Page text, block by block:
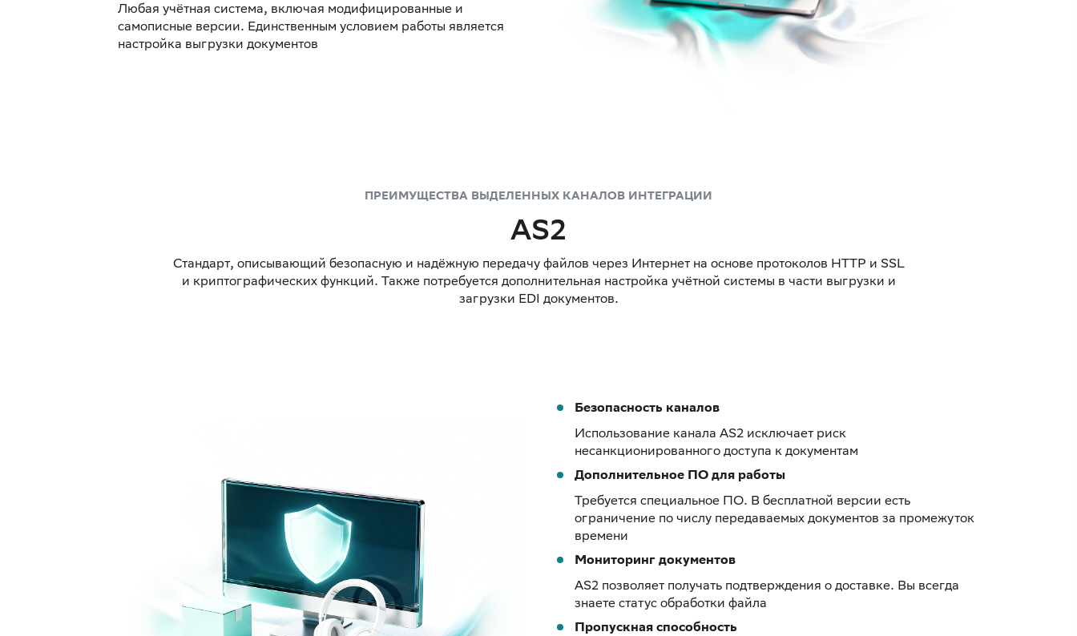
Любая учётная система, включая модифицированные и
самописные версии. Единственным условием работы является
настройка выгрузки документов
ПРЕИМУЩЕСТВА ВЫДЕЛЕННЫХ КАНАЛОВ ИНТЕГРАЦИИ
AS2
Cтандарт, описывающий безопасную и надёжную передачу файлов через Интернет на основе протоколов HTTP и SSL
и криптографических функций. Также потребуется дополнительная настройка учётной системы в части выгрузки и
загрузки EDI документов.
Безопасность каналов
Использование канала AS2 исключает риск
несанкционированного доступа к документам
Дополнительное ПО для работы
Требуется специальное ПО. В бесплатной версии есть
ограничение по числу передаваемых документов за промежуток
времени
Мониторинг документов
AS2 позволяет получать подтверждения о доставке. Вы всегда
знаете статус обработки файла
Пропускная способность